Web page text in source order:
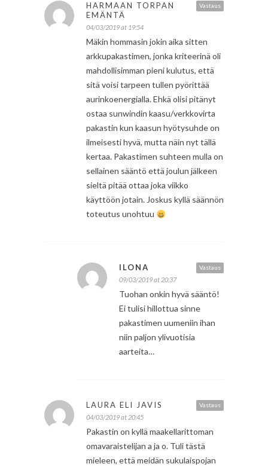
Vastaus
HARMAAN TORPAN
EMÄNTÄ
04/03/2019 at 19:54
Mäkin hommasin jokin aika sitten
arkkupakastimen, jonka kriteerinä oli
mahdollisimman pieni kulutus, että
sitä voisi tarpeen tullen pyörittää
aurinkoenergialla. Ehkä olisi pitänyt
ostaa sunwindin kaasu/verkkovirta
pakastin kun kaasun hyötysuhde on
ilmeisesti hyvä, mutta näin nyt tällä
kertaa. Pakastimen suhteen mulla on
sellainen sääntö että joulun jälkeen
sieltä pitää ottaa joka viikko
käyttöön jotain. Joskus kyllä säännön
toteutus unohtuu
Vastaus
ILONA
09/03/2019 at 20:37
Tuohan onkin hyvä sääntö!
Ei tulisi hillottua sinne
pakastimen uumeniin ihan
niin paljon ylivuotisia
aarteita…
Vastaus
LAURA ELI JAVIS
04/03/2019 at 20:45
Pakastin on kyllä maakellarittoman
omavaraistelijan a ja o. Tuli tästä
mieleen, että meidän sukulaispojan